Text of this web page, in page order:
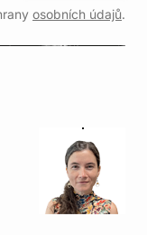
osobních údajů.